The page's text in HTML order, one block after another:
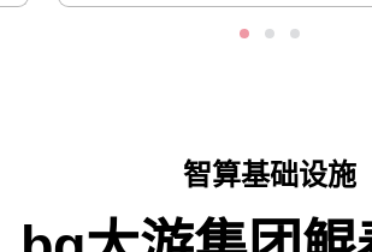
智算基础设施